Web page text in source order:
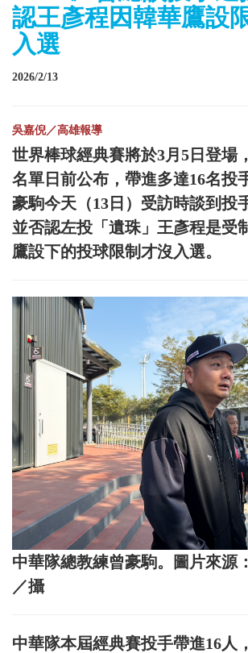
認王彥程因韓華鷹設
入選
2026/2/13
吳嘉倪／高雄報導
世界棒球經典賽將於3月5日登場
名單日前公布，帶進多達16名投
豪駒今天（13日）受訪時談到投
並否認左投「遺珠」王彥程是受
鷹設下的投球限制才沒入選。
中華隊總教練曾豪駒。圖片來源
／攝
中華隊本屆經典賽投手帶進16人